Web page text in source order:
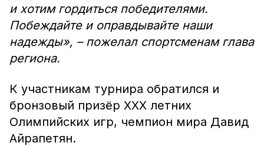
и хотим гордиться победителями.
Побеждайте и оправдывайте наши
надежды», – пожелал спортсменам глава
региона.
К участникам турнира обратился и
бронзовый призёр XXX летних
Олимпийских игр, чемпион мира Давид
Айрапетян.